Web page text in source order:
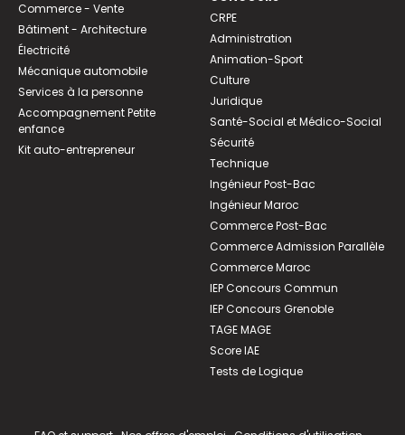
Commerce - Vente
Bâtiment - Architecture
Électricité
Mécanique automobile
Services à la personne
Accompagnement Petite
enfance
Kit auto-entrepreneur
CRPE
Administration
Animation-Sport
Culture
Juridique
Santé-Social et Médico-Social
Sécurité
Technique
Ingénieur Post-Bac
Ingénieur Maroc
Commerce Post-Bac
Commerce Admission Parallèle
Commerce Maroc
IEP Concours Commun
IEP Concours Grenoble
TAGE MAGE
Score IAE
Tests de Logique